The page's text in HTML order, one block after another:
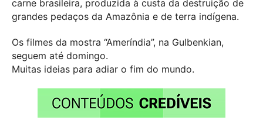
carne brasileira, produzida à custa da destruição de
grandes pedaços da Amazônia e de terra indígena.
Os filmes da mostra “Ameríndia”, na Gulbenkian,
seguem até domingo.
Muitas ideias para adiar o fim do mundo.